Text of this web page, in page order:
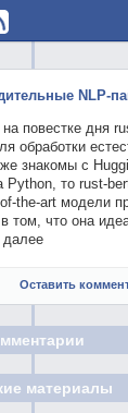
NLP-
повестке дня
обработки
знакомы с
Python, то rust-
the-art модели
том, что она
далее
Оставить
материалы